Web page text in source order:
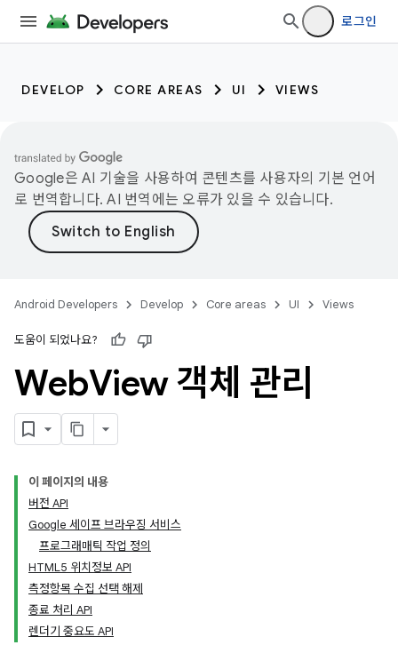
로그인
DEVELOP CORE AREAS UI VIEWS
Google은 AI 기술을 사용하여 콘텐츠를 사용자의 기본 언어
로 번역합니다. AI 번역에는 오류가 있을 수 있습니다.
Android Developers Develop Core areas UI Views
도움이 되었나요?
WebView 객체 관리
이 페이지의 내용
버전 API
Google 세이프 브라우징 서비스
프로그래매틱 작업 정의
HTML5 위치정보 API
측정항목 수집 선택 해제
종료 처리 API
렌더기 중요도 API